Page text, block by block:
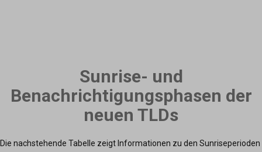
Sunrise- und
Benachrichtigungsphasen der
neuen TLDs
Die nachstehende Tabelle zeigt Informationen zu den Sunriseperioden